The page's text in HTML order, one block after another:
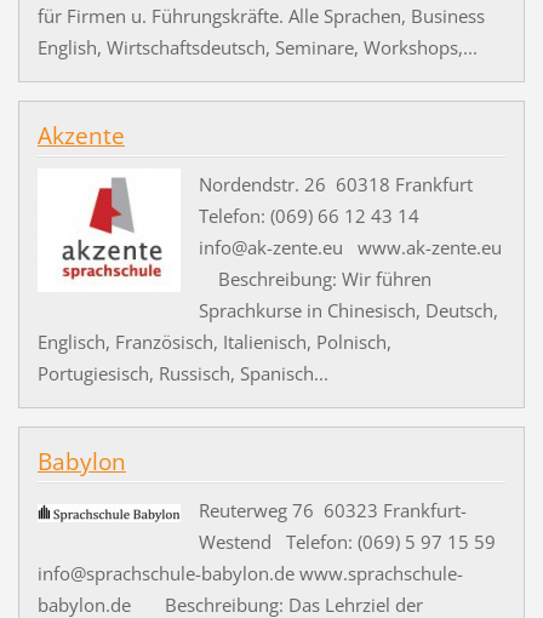
für Firmen u. Führungskräfte. Alle Sprachen, Business
English, Wirtschaftsdeutsch, Seminare, Workshops,...
Akzente
Nordendstr. 26 60318 Frankfurt
Telefon: (069) 66 12 43 14
info@ak-zente.eu www.ak-zente.eu
Beschreibung: Wir führen
Sprachkurse in Chinesisch, Deutsch,
Englisch, Französisch, Italienisch, Polnisch,
Portugiesisch, Russisch, Spanisch...
Babylon
Reuterweg 76 60323 Frankfurt-
Westend Telefon: (069) 5 97 15 59
info@sprachschule-babylon.de www.sprachschule-
babylon.de Beschreibung: Das Lehrziel der